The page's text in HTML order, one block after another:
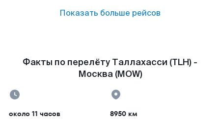
Показать больше рейсов
Факты по перелёту Таллахасси (TLH) -
Москва (MOW)
около 11 часов 8950 км